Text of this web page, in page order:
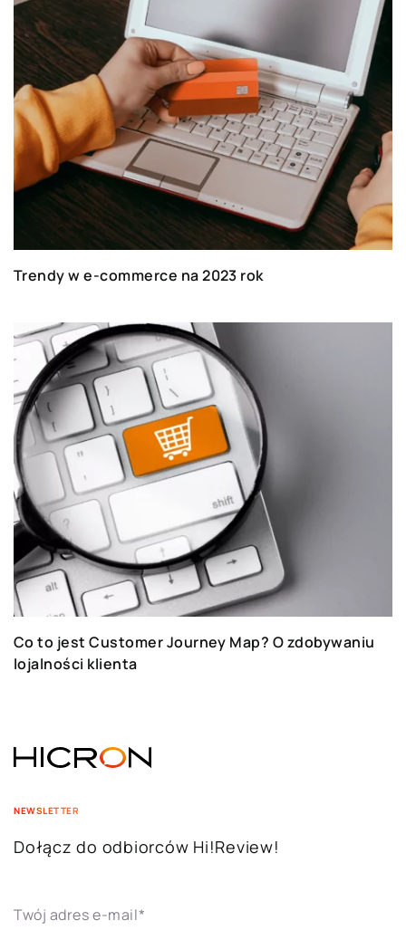
Trendy w e-commerce na 2023 rok
Co to jest Customer Journey Map? O zdobywaniu
lojalności klienta
NEWSLETTER
Dołącz do odbiorców Hi!Review!
Twój adres e-mail*